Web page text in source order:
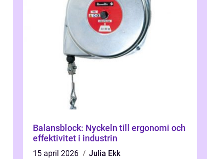
Balansblock: Nyckeln till ergonomi och
effektivitet i industrin
15 april 2026
Julia Ekk